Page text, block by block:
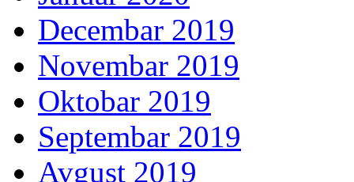
Decembar 2019
Novembar 2019
Oktobar 2019
Septembar 2019
Avgust 2019